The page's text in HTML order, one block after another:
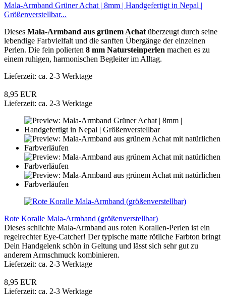
Mala-Armband Grüner Achat | 8mm | Handgefertigt in Nepal |
Größenverstellbar...
Dieses Mala-Armband aus grünem Achat überzeugt durch seine
lebendige Farbvielfalt und die sanften Übergänge der einzelnen
Perlen. Die fein polierten 8 mm Natursteinperlen machen es zu
einem ruhigen, harmonischen Begleiter im Alltag.
Lieferzeit: ca. 2-3 Werktage
8,95 EUR
Lieferzeit: ca. 2-3 Werktage
Rote Koralle Mala-Armband (größenverstellbar)
Dieses schlichte Mala-Armband aus roten Korallen-Perlen ist ein
regelrechter Eye-Catcher! Der typische matte rötliche Farbton bringt
Dein Handgelenk schön in Geltung und lässt sich sehr gut zu
anderem Armschmuck kombinieren.
Lieferzeit: ca. 2-3 Werktage
8,95 EUR
Lieferzeit: ca. 2-3 Werktage